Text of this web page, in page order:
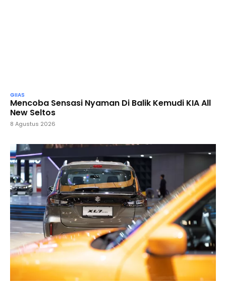
GIIAS
Mencoba Sensasi Nyaman Di Balik Kemudi KIA All
New Seltos
8 Agustus 2026